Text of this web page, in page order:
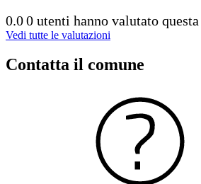
0.00 utenti hanno valutato
Vedi tutte le valutazioni
Contatta il comune